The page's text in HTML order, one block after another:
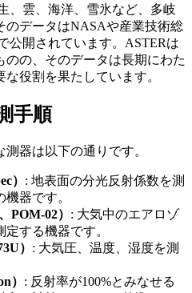
、雲、海洋、雪氷など、多岐
のデータはNASAや産業技術総
公開されています。 ASTERは
の、そのデータは長期にわた
役割を果たしています。
手順
器は以下の通りです。
） : 地表面の分光反射係数を測
器です。
、 POM-02） : 大気中のエアロゾ
する機器です。
） : 大気圧、温度、湿度を測
） : 反射率が100%とみなせる